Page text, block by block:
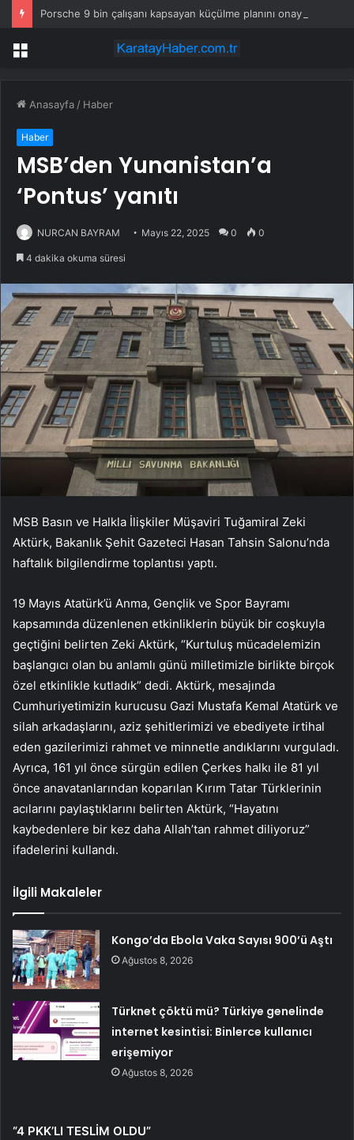
Porsche 9 bin çalışanı kapsayan küçülme planını onayladı
Menü
Anasayfa / Haber
Haber
MSB’den Yunanistan’a
‘Pontus’ yanıtı
NURCAN BAYRAM Mayıs 22, 2025 0 0
4 dakika okuma süresi
MSB Basın ve Halkla İlişkiler Müşaviri Tuğamiral Zeki
Aktürk, Bakanlık Şehit Gazeteci Hasan Tahsin Salonu’nda
haftalık bilgilendirme toplantısı yaptı.
19 Mayıs Atatürk’ü Anma, Gençlik ve Spor Bayramı
kapsamında düzenlenen etkinliklerin büyük bir coşkuyla
geçtiğini belirten Zeki Aktürk, “Kurtuluş mücadelemizin
başlangıcı olan bu anlamlı günü milletimizle birlikte birçok
özel etkinlikle kutladık” dedi. Aktürk, mesajında
Cumhuriyetimizin kurucusu Gazi Mustafa Kemal Atatürk ve
silah arkadaşlarını, aziz şehitlerimizi ve ebediyete irtihal
eden gazilerimizi rahmet ve minnetle andıklarını vurguladı.
Ayrıca, 161 yıl önce sürgün edilen Çerkes halkı ile 81 yıl
önce anavatanlarından koparılan Kırım Tatar Türklerinin
acılarını paylaştıklarını belirten Aktürk, “Hayatını
kaybedenlere bir kez daha Allah’tan rahmet diliyoruz”
ifadelerini kullandı.
İlgili Makaleler
Kongo’da Ebola Vaka Sayısı 900’ü Aştı
Ağustos 8, 2026
Türknet çöktü mü? Türkiye genelinde
internet kesintisi: Binlerce kullanıcı
erişemiyor
Ağustos 8, 2026
“4 PKK’LI TESLİM OLDU”